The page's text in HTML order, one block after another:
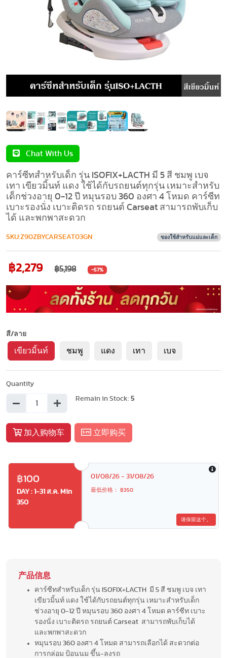
Chat With Us
คาร์ซีทสำหรับเด็ก รุ่น ISOFIX+LACTH มี 5 สี ชมพู เบจ
เทา เขียวมิ้นท์ แดง ใช้ได้กับรถยนต์ทุกรุ่น เหมาะสำหรับ
เด็กช่วงอายุ 0-12 ปี หมุนรอบ 360 องศา 4 โหมด คาร์ซีท
เบาะรองนั่ง เบาะติดรถ รถยนต์ Carseat สามารถพับเก็บ
ได้ และพกพาสะดวก
SKU:Z90ZBYCARSEAT03GN ของใช้สำหรับแม่และเด็ก
฿2,279 ฿5,198 -57%
สี/ลาย
เขียวมิ้นท์ ชมพู แดง เทา เบจ
Quantity
Remain in Stock: 5
加入购物车 立即购买
฿100
DAY : 1-31 ส.ค. Min
350
01/08/26 - 31/08/26
最低价格： ฿350
请保留这个。
产品信息
คาร์ซีทสำหรับเด็ก รุ่น ISOFIX+LACTH มี 5 สี ชมพู เบจ เทา
เขียวมิ้นท์ แดง ใช้ได้กับรถยนต์ทุกรุ่น เหมาะสำหรับเด็ก
ช่วงอายุ 0-12 ปี หมุนรอบ 360 องศา 4 โหมด คาร์ซีท เบาะ
รองนั่ง เบาะติดรถ รถยนต์ Carseat สามารถพับเก็บได้
และพกพาสะดวก
หมุนรอบ 360 องศา 4 โหมด สามารถเลือกได้ สะดวกต่อ
การกล่อม ป้อนนม ขึ้น-ลงรถ